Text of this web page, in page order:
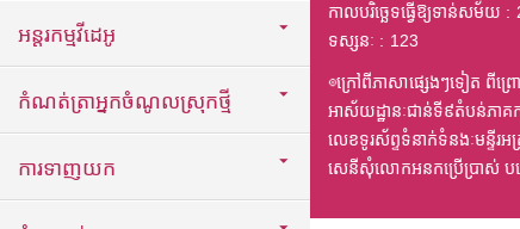
អន្តរកម្មវីដេអូ
កំណត់ត្រាអ្នកចំណូលស្រុកថ្មី
ការទាញយក
កាលបរិច្ឆេទធ្វើឱ្យទាន់សម័យ
ទស្សនៈ
123
◎ក្រៅពីភាសាផ្សេងៗទៀត ពីព្រ
អាស័យដ្ឋានៈជាន់ទី៩តំបន់ភា
លេខទូរស័ព្ទទំនាក់ទំនងៈមន្ទីរ
សេនីសុំលោកអនកប្រើប្រាស់ ប